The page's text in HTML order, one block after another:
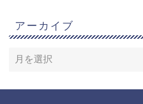
アーカイブ